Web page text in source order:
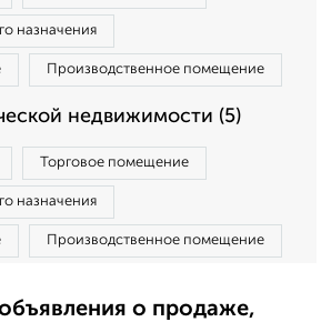
назначения
Производственное помещение
недвижимости (5)
Торговое помещение
назначения
Производственное помещение
о продаже,